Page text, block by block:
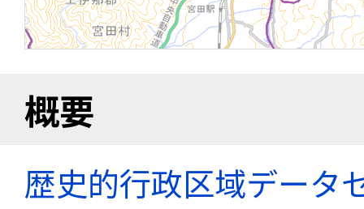
概要
歴史的行政区域データ